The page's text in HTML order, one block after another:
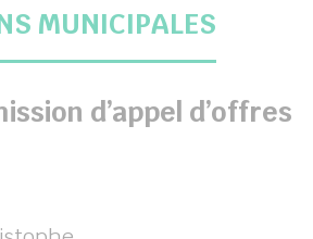
MUNICIPALES
d’appel d’offres